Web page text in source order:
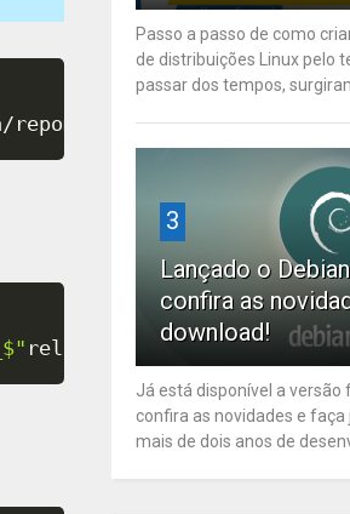
repomd.xml.key
releasever "/\n
Passo a passo de como
de distribuições Linux pelo
passar dos tempos,
3
Lançado o
confira as
download!
Já está disponível a versão
confira as novidades e
mais de dois anos de